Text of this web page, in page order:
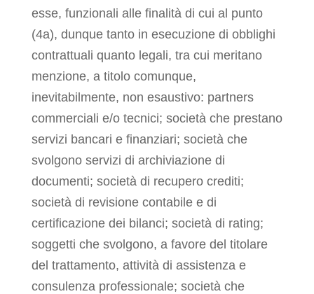
esse, funzionali alle finalità di cui al punto
(4a), dunque tanto in esecuzione di obblighi
contrattuali quanto legali, tra cui meritano
menzione, a titolo comunque,
inevitabilmente, non esaustivo: partners
commerciali e/o tecnici; società che prestano
servizi bancari e finanziari; società che
svolgono servizi di archiviazione di
documenti; società di recupero crediti;
società di revisione contabile e di
certificazione dei bilanci; società di rating;
soggetti che svolgono, a favore del titolare
del trattamento, attività di assistenza e
consulenza professionale; società che